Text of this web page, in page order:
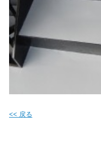
<< 戻る